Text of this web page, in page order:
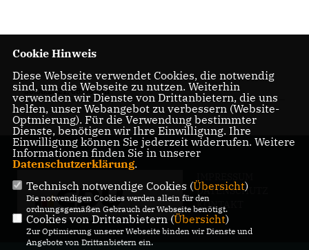
30.08.2021, 08:36 Uhr
DATENSCHUTZ
KONTAKT
Cookie Hinweis
Diese Webseite verwendet Cookies, die notwendig
sind, um die Webseite zu nutzen. Weiterhin
verwenden wir Dienste von Drittanbietern, die uns
helfen, unser Webangebot zu verbessern (Website-
Optmierung). Für die Verwendung bestimmter
Dienste, benötigen wir Ihre Einwilligung. Ihre
Einwilligung können Sie jederzeit widerrufen. Weitere
Informationen finden Sie in unserer
Datenschutzerklärung.
Technisch notwendige Cookies (Übersicht)
Die notwendigen Cookies werden allein für den
ordnungsgemäßen Gebrauch der Webseite benötigt.
Cookies von Drittanbietern (Übersicht)
Zur Optimierung unserer Webseite binden wir Dienste und
Angebote von Drittanbietern ein.